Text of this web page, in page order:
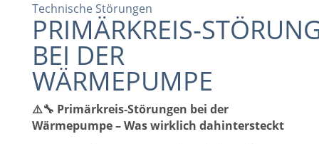
Technische Störungen
BEI DER
WÄRMEPUMPE
⚠️🔧 Primärkreis‑Störungen bei der
Wärmepumpe – Was wirklich dahintersteckt